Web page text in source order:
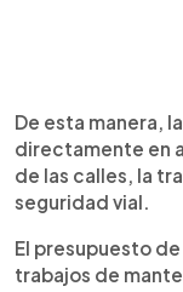
De esta manera,
directamente en
de las calles, la
seguridad vial.
El presupuesto
trabajos de